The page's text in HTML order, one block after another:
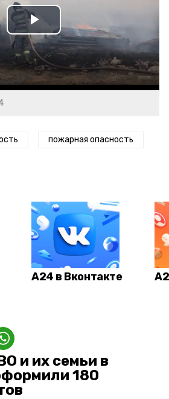
Play
Video
пожарная опасность
А24 в Вконтакте
и их семьи в
180